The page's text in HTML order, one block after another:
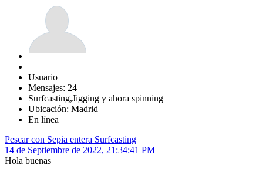
Usuario
Mensajes: 24
Surfcasting,Jigging y ahora spinning
Ubicación: Madrid
En línea
Pescar con Sepia entera Surfcasting
14 de Septiembre de 2022, 21:34:41 PM
Hola buenas